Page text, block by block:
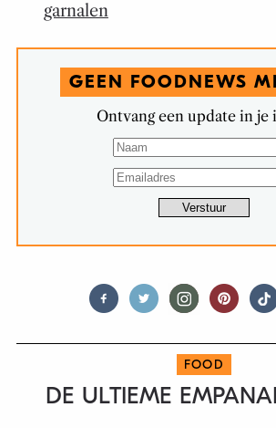
garnalen
GEEN FOODNEWS
Ontvang een update in je
FOOD
DE ULTIEME